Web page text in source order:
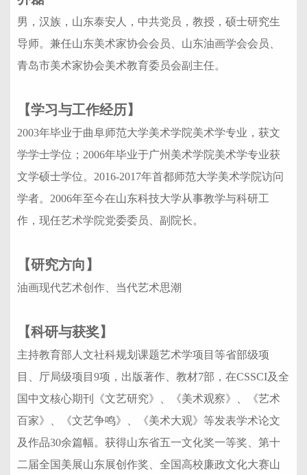
男，汉族，山东泰安人，中共党员，教授，硕士研究生
导师。兼任山东美术家协会会员、山东油画学会会员、
青岛市美术家协会美术教育委员会副主任。
【学习与工作经历】
2003年毕业于曲阜师范大学美术学院美术学专业，获文
学学士学位；2006年毕业于广州美术学院美术学专业获
文学硕士学位。2016-2017年首都师范大学美术学院访问
学者。2006年至今在山东科技大学从事教学与科研工
作，现任艺术学院党委委员、副院长。
【研究方向】
油画现代艺术创作、当代艺术思潮
【科研与获奖】
主持教育部人文社科规划课题艺术学项目等省部级项
目、厅局级项目9项，出版著作、教材7部，在CSSCI及全
国中文核心期刊《文艺研究》、《美术观察》、《艺术
百家》、《文艺争鸣》、《美术大观》等发表学术论文
及作品30余篇幅。获得山东省五一文化奖一等奖、第十
二届全国美展山东展创作奖、全国高校廉政文化大赛山